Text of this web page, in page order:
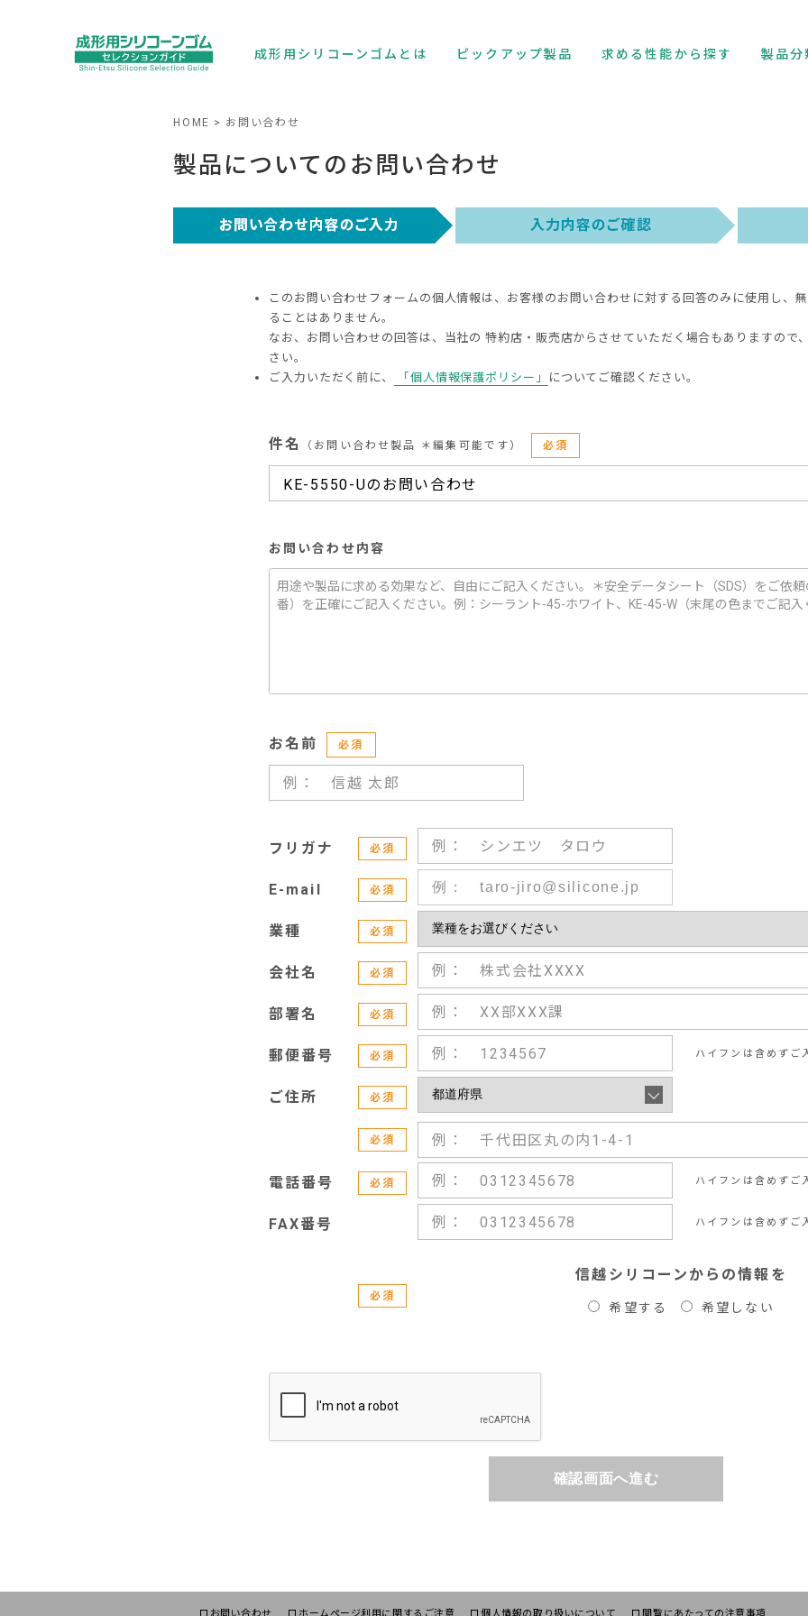
成形用シリコーンゴムとは ピックアップ製品 求める性能から探す 製品分
HOME お問い合わせ
製品についてのお問い合わせ
このお問い合わせフォームの個人情報は、お客様のお問い合わせに対する回答のみに使用し、
ることはありません。
なお、お問い合わせの回答は、当社の 特約店・販売店からさせていただく場合もありますので
さい。
ご入力いただく前に、
「個人情報保護ポリシー」 についてご確認ください。
件名 （お問い合わせ製品 ＊編集可能です） 必須
お問い合わせ内容
お名前 必須
フリガナ 必須
E-mail 必須
業種 必須
会社名 必須
部署名 必須
郵便番号 必須 ハイフンは含めずご
ご住所 必須
必須
電話番号 必須 ハイフンは含めずご
FAX番号 ハイフンは含めずご
必須
信越シリコーンからの情報を
希望する 希望しない
確認画面へ進む
お問い合わせ ホームページ利用に関するご注意 個人情報の取り扱いについて 閲覧にあたっての注意事項